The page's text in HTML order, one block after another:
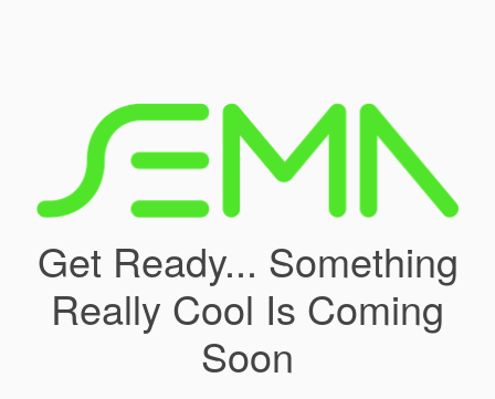
Get Ready... Something
Really Cool Is Coming
Soon